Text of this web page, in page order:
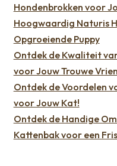
Hondenbrokken voor
Hoogwaardig Naturis
Opgroeiende Puppy
Ontdek de Kwaliteit
voor Jouw Trouwe
Ontdek de Voordelen
voor Jouw Kat!
Ontdek de Handige
Kattenbak voor een